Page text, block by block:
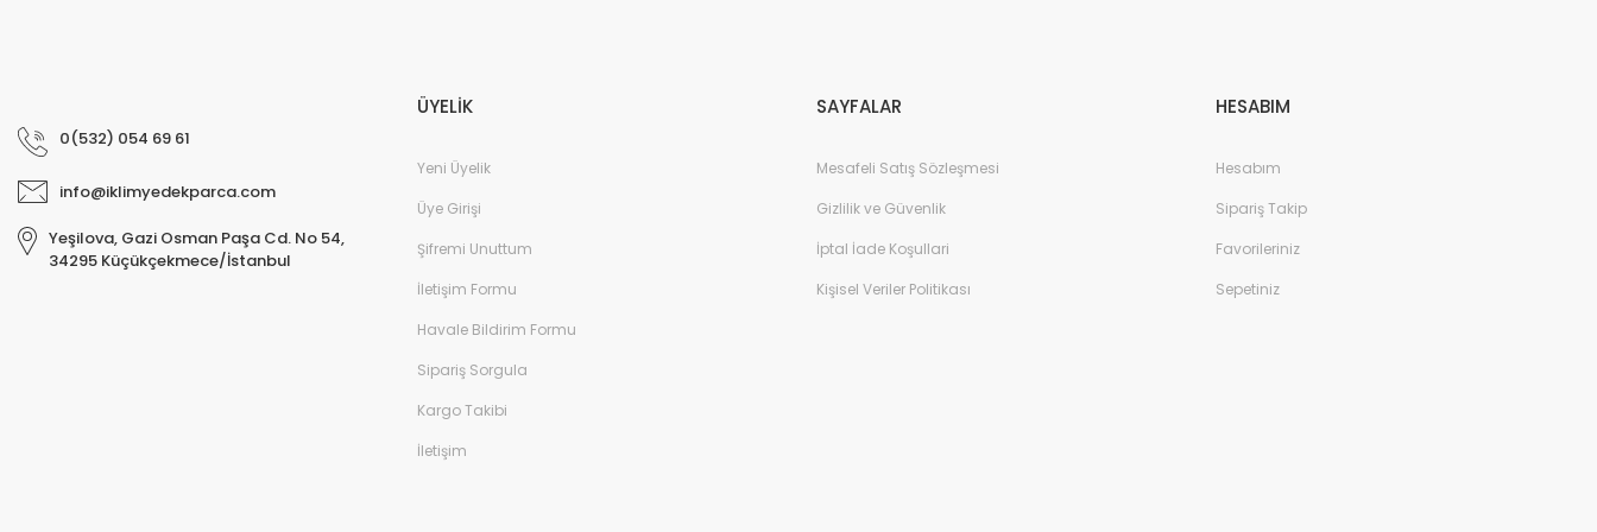
0(532) 054 69 61
info@iklimyedekparca.com
Yeşilova, Gazi Osman Paşa Cd. No 54,
34295 Küçükçekmece/İstanbul
ÜYELİK
Yeni Üyelik
Üye Girişi
Şifremi Unuttum
İletişim Formu
Havale Bildirim Formu
Sipariş Sorgula
Kargo Takibi
İletişim
SAYFALAR
Mesafeli Satış Sözleşmesi
Gizlilik ve Güvenlik
İptal İade Koşullari
Kişisel Veriler Politikası
HESABIM
Hesabım
Sipariş Takip
Favorileriniz
Sepetiniz